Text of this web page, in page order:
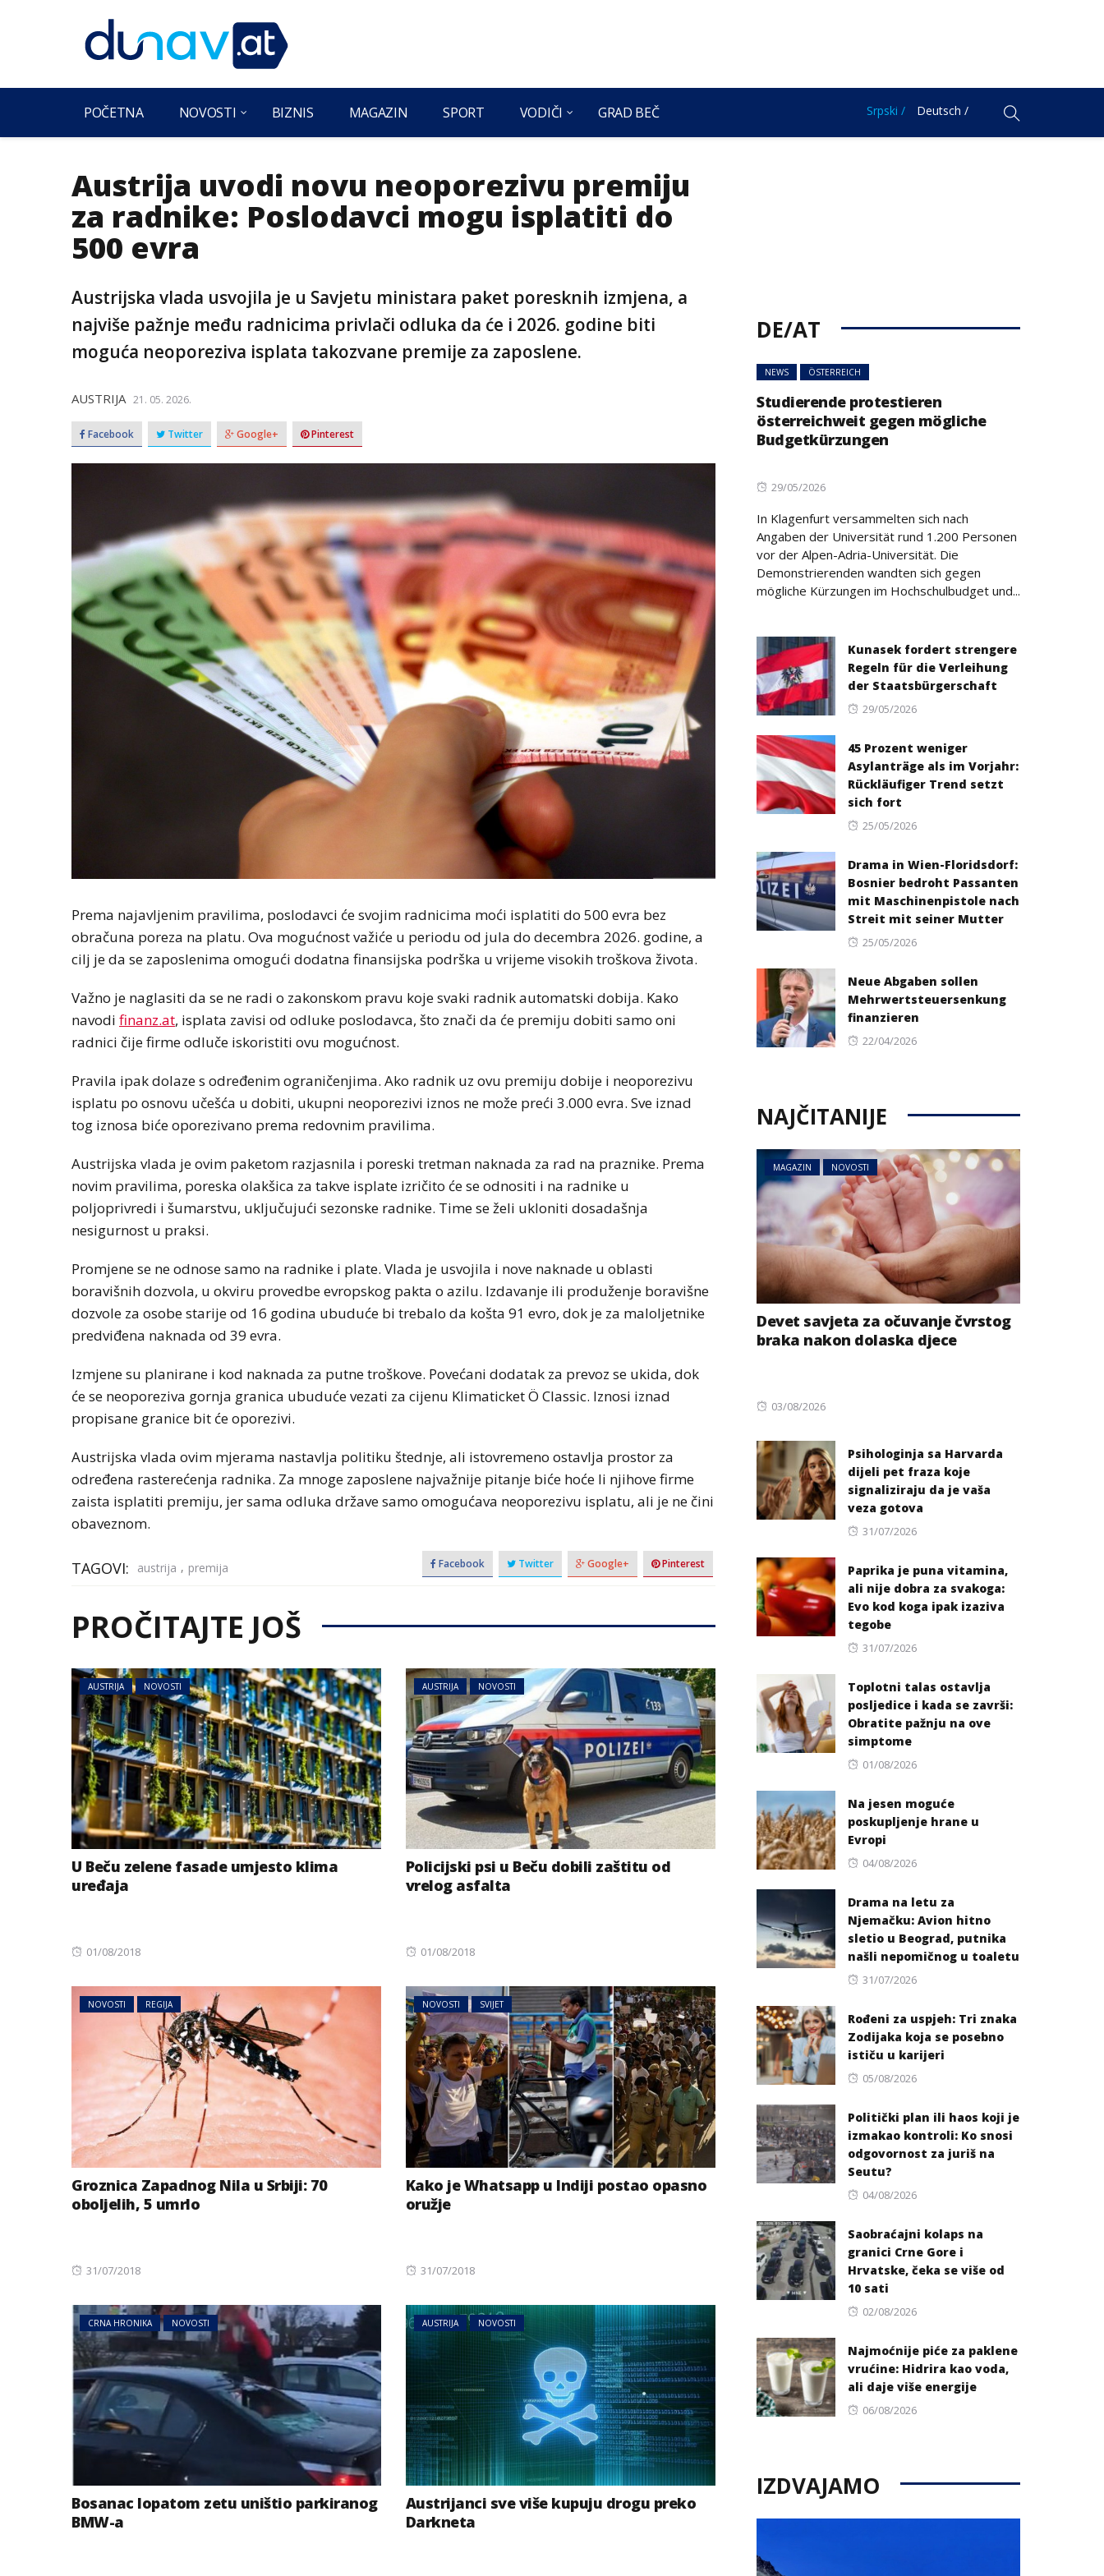
POČETNA NOVOSTI BIZNIS MAGAZIN SPORT VODIČI GRAD BEČ Srpski / Deutsch /
Austrija uvodi novu neoporezivu premiju
za radnike: Poslodavci mogu isplatiti do
500 evra
Austrijska vlada usvojila je u Savjetu ministara paket poresknih izmjena, a
najviše pažnje među radnicima privlači odluka da će i 2026. godine biti
moguća neoporeziva isplata takozvane premije za zaposlene.
AUSTRIJA 21. 05. 2026.
Facebook Twitter Google+ Pinterest
Prema najavljenim pravilima, poslodavci će svojim radnicima moći isplatiti do 500 evra bez
obračuna poreza na platu. Ova mogućnost važiće u periodu od jula do decembra 2026. godine, a
cilj je da se zaposlenima omogući dodatna finansijska podrška u vrijeme visokih troškova života.
Važno je naglasiti da se ne radi o zakonskom pravu koje svaki radnik automatski dobija. Kako
navodi finanz.at, isplata zavisi od odluke poslodavca, što znači da će premiju dobiti samo oni
radnici čije firme odluče iskoristiti ovu mogućnost.
Pravila ipak dolaze s određenim ograničenjima. Ako radnik uz ovu premiju dobije i neoporezivu
isplatu po osnovu učešća u dobiti, ukupni neoporezivi iznos ne može preći 3.000 evra. Sve iznad
tog iznosa biće oporezivano prema redovnim pravilima.
Austrijska vlada je ovim paketom razjasnila i poreski tretman naknada za rad na praznike. Prema
novim pravilima, poreska olakšica za takve isplate izričito će se odnositi i na radnike u
poljoprivredi i šumarstvu, uključujući sezonske radnike. Time se želi ukloniti dosadašnja
nesigurnost u praksi.
Promjene se ne odnose samo na radnike i plate. Vlada je usvojila i nove naknade u oblasti
boravišnih dozvola, u okviru provedbe evropskog pakta o azilu. Izdavanje ili produženje boravišne
dozvole za osobe starije od 16 godina ubuduće bi trebalo da košta 91 evro, dok je za maloljetnike
predviđena naknada od 39 evra.
Izmjene su planirane i kod naknada za putne troškove. Povećani dodatak za prevoz se ukida, dok
će se neoporeziva gornja granica ubuduće vezati za cijenu Klimaticket Ö Classic. Iznosi iznad
propisane granice bit će oporezivi.
Austrijska vlada ovim mjerama nastavlja politiku štednje, ali istovremeno ostavlja prostor za
određena rasterećenja radnika. Za mnoge zaposlene najvažnije pitanje biće hoće li njihove firme
zaista isplatiti premiju, jer sama odluka države samo omogućava neoporezivu isplatu, ali je ne čini
obaveznom.
TAGOVI: austrija , premija Facebook Twitter Google+ Pinterest
PROČITAJTE JOŠ
AUSTRIJA NOVOSTI
U Beču zelene fasade umjesto klima
uređaja
Posted
01/08/2018
AUSTRIJA NOVOSTI
Policijski psi u Beču dobili zaštitu od
vrelog asfalta
Posted
01/08/2018
NOVOSTI REGIJA
Groznica Zapadnog Nila u Srbiji: 70
oboljelih, 5 umrlo
Posted
31/07/2018
NOVOSTI SVIJET
Kako je Whatsapp u Indiji postao opasno
oružje
Posted
31/07/2018
CRNA HRONIKA NOVOSTI
Bosanac lopatom zetu uništio parkiranog
BMW-a
AUSTRIJA NOVOSTI
Austrijanci sve više kupuju drogu preko
Darkneta
DE/AT
NEWS ÖSTERREICH
Studierende protestieren
österreichweit gegen mögliche
Budgetkürzungen
Posted
29/05/2026
In Klagenfurt versammelten sich nach
Angaben der Universität rund 1.200 Personen
vor der Alpen-Adria-Universität. Die
Demonstrierenden wandten sich gegen
mögliche Kürzungen im Hochschulbudget und...
Kunasek fordert strengere
Regeln für die Verleihung
der Staatsbürgerschaft
Posted
29/05/2026
45 Prozent weniger
Asylanträge als im Vorjahr:
Rückläufiger Trend setzt
sich fort
Posted
25/05/2026
Drama in Wien-Floridsdorf:
Bosnier bedroht Passanten
mit Maschinenpistole nach
Streit mit seiner Mutter
Posted
25/05/2026
Neue Abgaben sollen
Mehrwertsteuersenkung
finanzieren
Posted
22/04/2026
NAJČITANIJE
MAGAZIN NOVOSTI
Devet savjeta za očuvanje čvrstog
braka nakon dolaska djece
Posted
03/08/2026
Psihologinja sa Harvarda
dijeli pet fraza koje
signaliziraju da je vaša
veza gotova
Posted
31/07/2026
Paprika je puna vitamina,
ali nije dobra za svakoga:
Evo kod koga ipak izaziva
tegobe
Posted
31/07/2026
Toplotni talas ostavlja
posljedice i kada se završi:
Obratite pažnju na ove
simptome
Posted
01/08/2026
Na jesen moguće
poskupljenje hrane u
Evropi
Posted
04/08/2026
Drama na letu za
Njemačku: Avion hitno
sletio u Beograd, putnika
našli nepomičnog u toaletu
Posted
31/07/2026
Rođeni za uspjeh: Tri znaka
Zodijaka koja se posebno
ističu u karijeri
Posted
05/08/2026
Politički plan ili haos koji je
izmakao kontroli: Ko snosi
odgovornost za juriš na
Seutu?
Posted
04/08/2026
Saobraćajni kolaps na
granici Crne Gore i
Hrvatske, čeka se više od
10 sati
Posted
02/08/2026
Najmoćnije piće za paklene
vrućine: Hidrira kao voda,
ali daje više energije
Posted
06/08/2026
IZDVAJAMO